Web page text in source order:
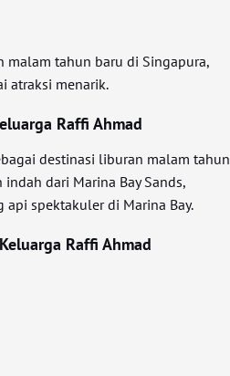
malam tahun baru di Singapura,
atraksi menarik.
Raffi Ahmad
destinasi liburan malam tahun
dari Marina Bay Sands,
api spektakuler di Marina Bay.
Raffi Ahmad